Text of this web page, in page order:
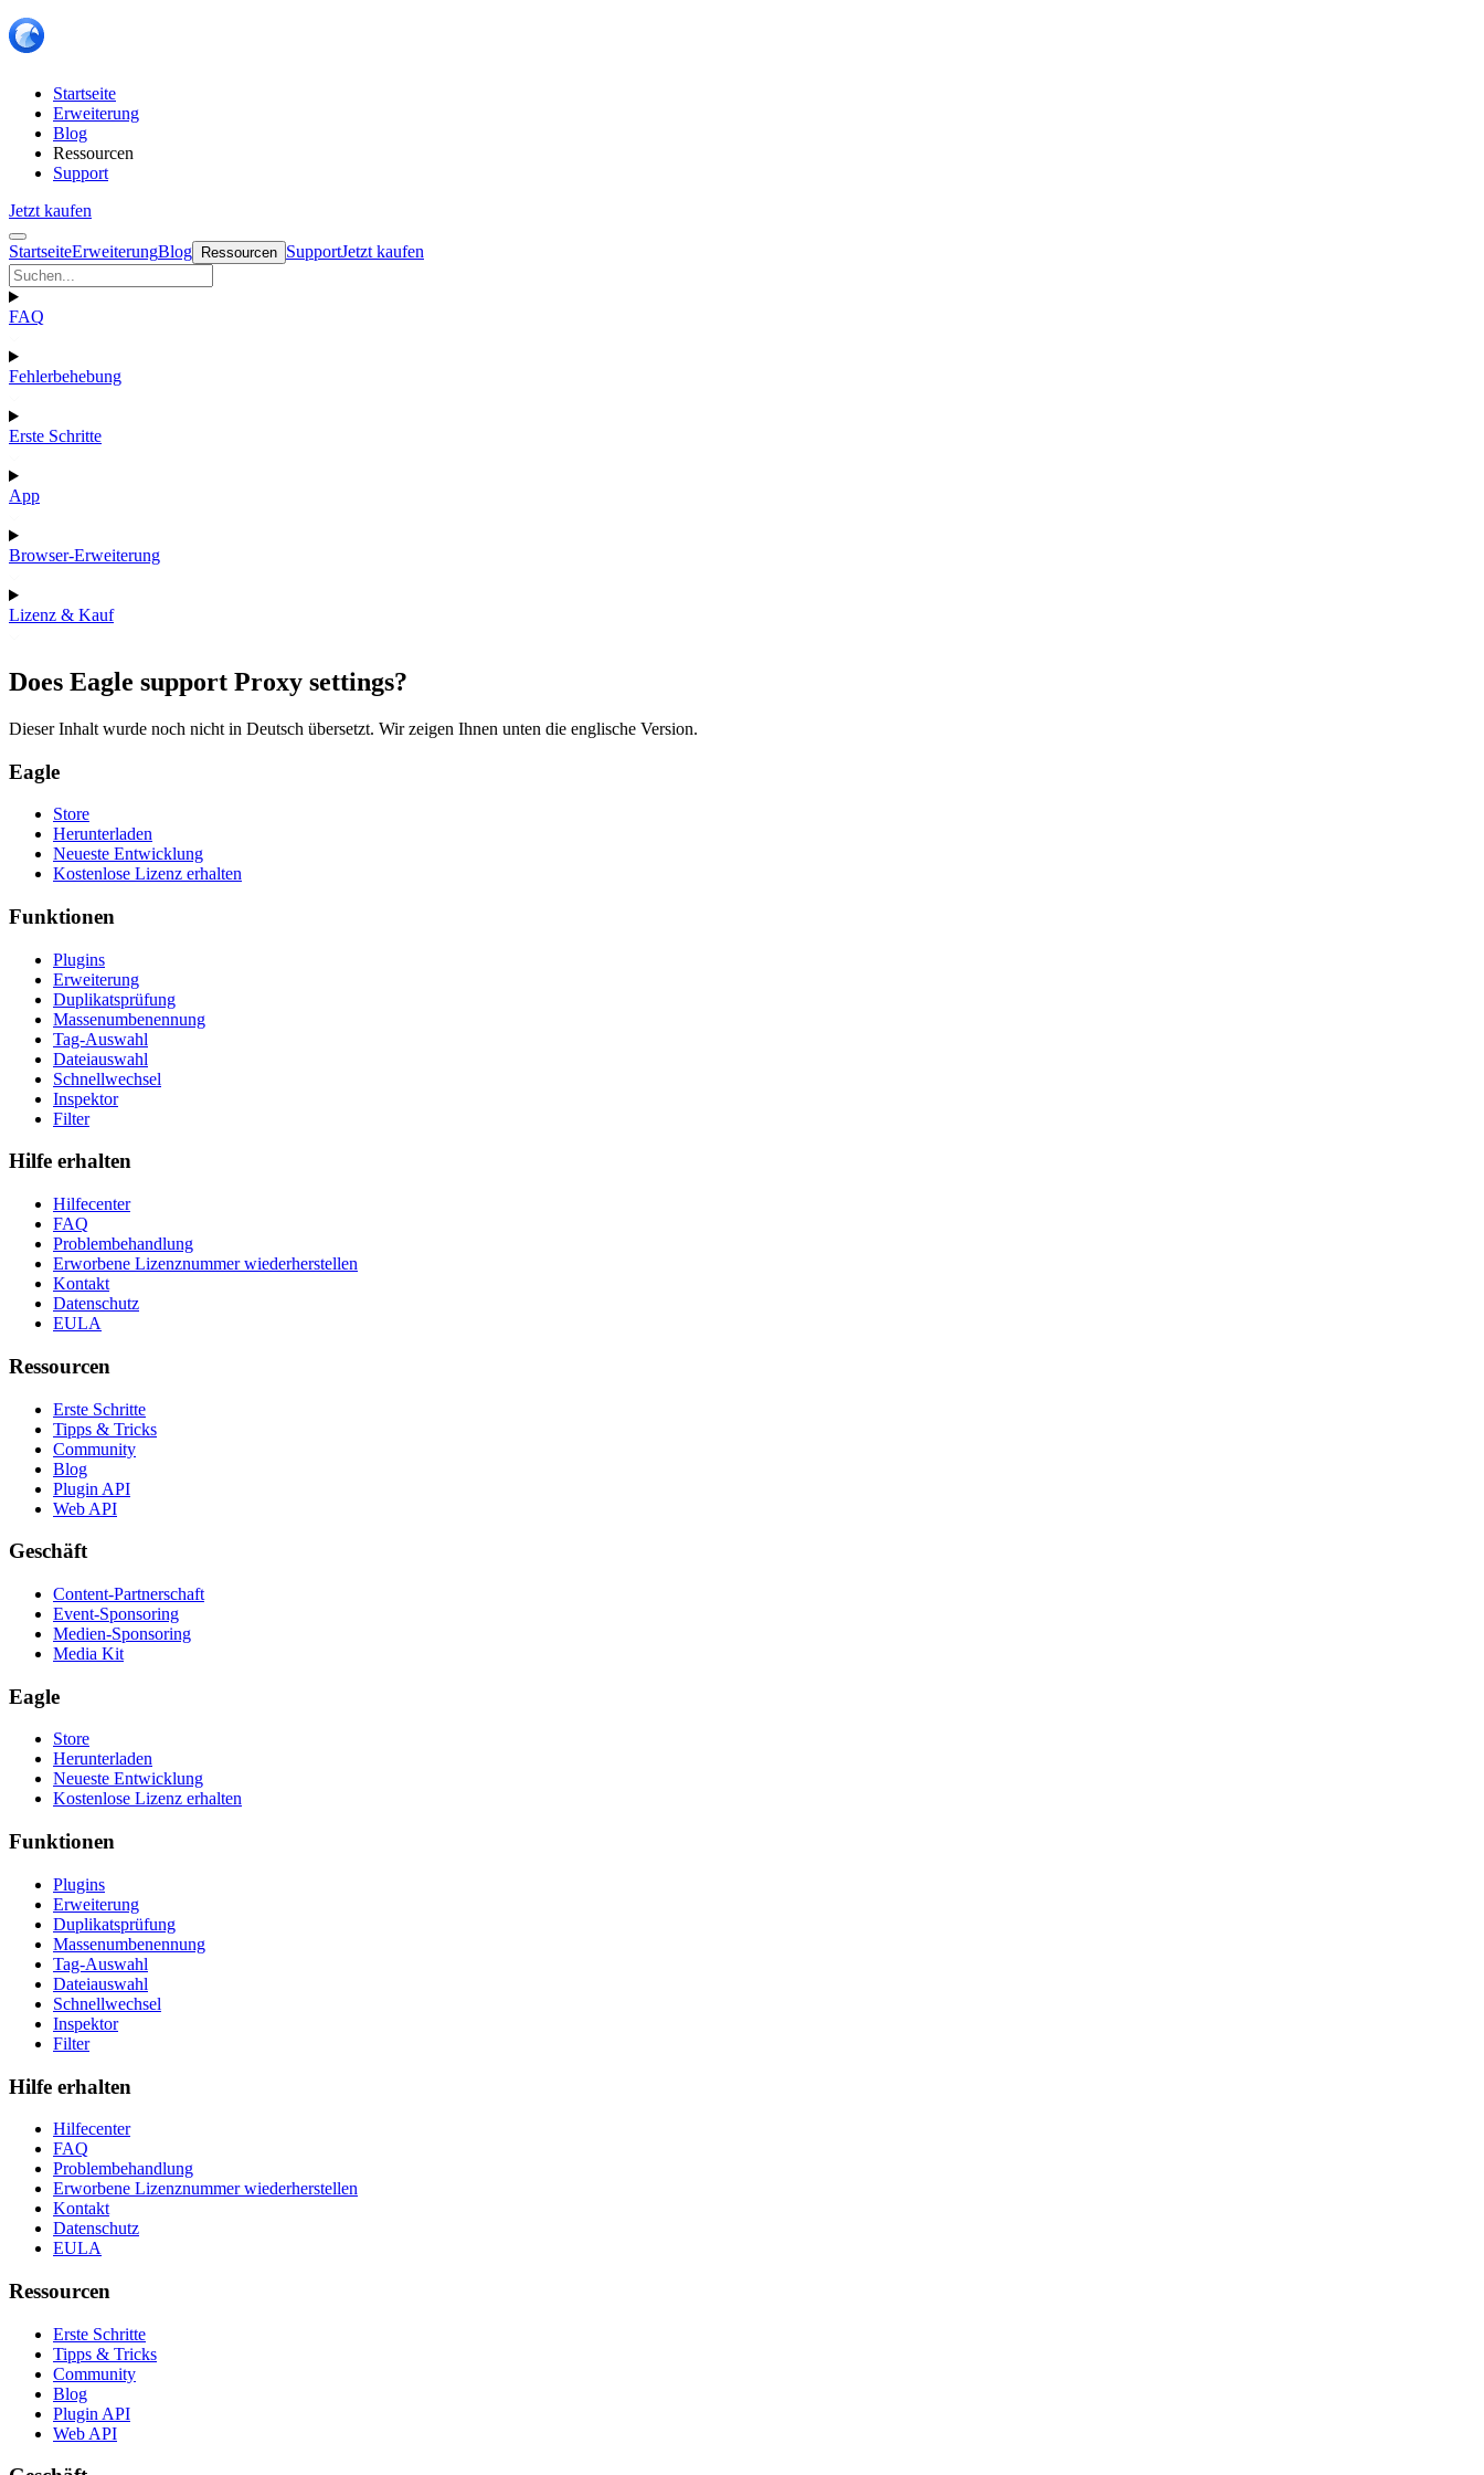
Startseite
Erweiterung
Blog
Ressourcen
Support
Jetzt kaufen
StartseiteErweiterungBlog Ressourcen SupportJetzt kaufen
FAQ
Fehlerbehebung
Erste Schritte
App
Browser-Erweiterung
Lizenz & Kauf
Does Eagle support Proxy settings?
Dieser Inhalt wurde noch nicht in Deutsch übersetzt. Wir zeigen Ihnen unten die englische Version.
Eagle
Store
Herunterladen
Neueste Entwicklung
Kostenlose Lizenz erhalten
Funktionen
Plugins
Erweiterung
Duplikatsprüfung
Massenumbenennung
Tag-Auswahl
Dateiauswahl
Schnellwechsel
Inspektor
Filter
Hilfe erhalten
Hilfecenter
FAQ
Problembehandlung
Erworbene Lizenznummer wiederherstellen
Kontakt
Datenschutz
EULA
Ressourcen
Erste Schritte
Tipps & Tricks
Community
Blog
Plugin API
Web API
Geschäft
Content-Partnerschaft
Event-Sponsoring
Medien-Sponsoring
Media Kit
Eagle
Store
Herunterladen
Neueste Entwicklung
Kostenlose Lizenz erhalten
Funktionen
Plugins
Erweiterung
Duplikatsprüfung
Massenumbenennung
Tag-Auswahl
Dateiauswahl
Schnellwechsel
Inspektor
Filter
Hilfe erhalten
Hilfecenter
FAQ
Problembehandlung
Erworbene Lizenznummer wiederherstellen
Kontakt
Datenschutz
EULA
Ressourcen
Erste Schritte
Tipps & Tricks
Community
Blog
Plugin API
Web API